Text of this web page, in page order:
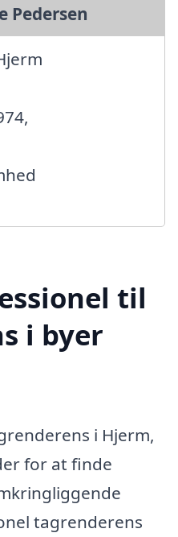
Pedersen
til
i byer
i Hjerm,
for at finde
tagrenderens